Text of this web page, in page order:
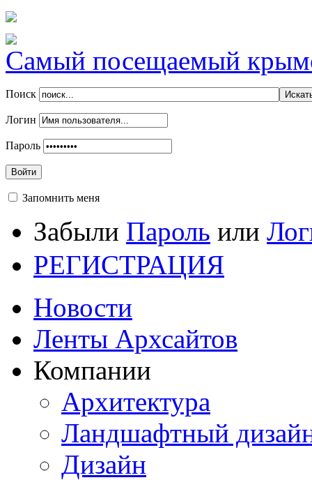
Самый посещаемый
Поиск
Логин
Пароль
Войти
Запомнить меня
Забыли Пароль или
РЕГИСТРАЦИЯ
Новости
Ленты Архсайтов
Компании
Архитектура
Ландшафтный
Дизайн